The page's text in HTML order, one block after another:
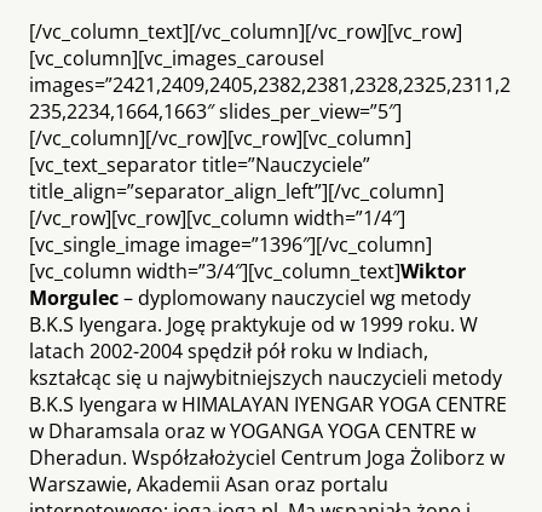
[/vc_column_text][/vc_column][/vc_row][vc_row]
[vc_column][vc_images_carousel
images=”2421,2409,2405,2382,2381,2328,2325,2311,2
235,2234,1664,1663″ slides_per_view=”5″]
[/vc_column][/vc_row][vc_row][vc_column]
[vc_text_separator title=”Nauczyciele”
title_align=”separator_align_left”][/vc_column]
[/vc_row][vc_row][vc_column width=”1/4″]
[vc_single_image image=”1396″][/vc_column]
[vc_column width=”3/4″][vc_column_text]Wiktor
Morgulec– dyplomowany nauczyciel wg metody
B.K.S Iyengara. Jogę praktykuje od w 1999 roku. W
latach 2002-2004 spędził pół roku w Indiach,
kształcąc się u najwybitniejszych nauczycieli metody
B.K.S Iyengara w HIMALAYAN IYENGAR YOGA CENTRE
w Dharamsala oraz w YOGANGA YOGA CENTRE w
Dheradun. Współzałożyciel Centrum Joga Żoliborz w
Warszawie, Akademii Asan oraz portalu